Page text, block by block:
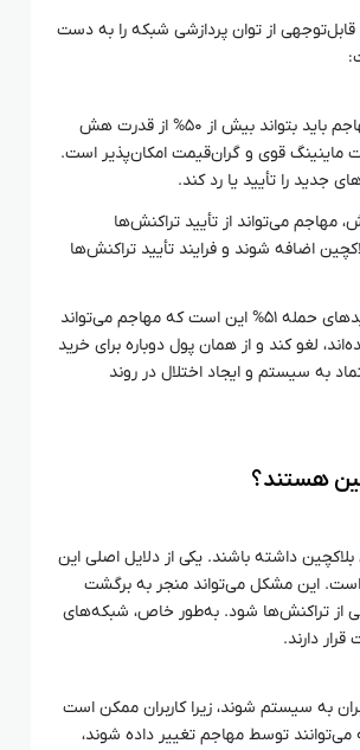
بخش قابل‌توجهی از توان پردازشی شبکه را به دست
برای انجام حمله ۵۱%، مهاجم باید بتواند بیش از ۵۰% از قدرت هش
ماینینگ قوی و گران‌قیمت امکان‌پذیر است.
جدید را تأیید یا رد کند.
می‌تواند از تأیید تراکنش‌ها
اضافه شوند و فرایند تأیید تراکنش‌ها
یکی از اصلی‌ترین تهدیدهای حمله ۵۱% این است که مهاجم می‌تواند
لغو کند و از همان پول دوباره برای خرید
به سیستم و ایجاد اختلال در روند
بلاکچین داشته باشند. یکی از دلایل اصلی این
است. این مشکل می‌تواند منجر به برگشت
از تراکنش‌ها شود. به‌طور خاص، شبکه‌های
دارند.
کاربران به سیستم شوند، زیرا کاربران ممکن است
توسط مهاجم تغییر داده شوند،